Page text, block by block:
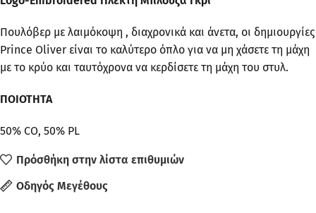
Πουλόβερ με λαιμόκοψη , διαχρονικά και άνετα, οι δημιουργίες
Prince Oliver είναι το καλύτερο όπλο για να μη χάσετε τη μάχη
με το κρύο και ταυτόχρονα να κερδίσετε τη μάχη του στυλ.
ΠΟΙΟΤΗΤΑ
50% CO, 50% PL
Πρόσθήκη στην λίστα επιθυμιών
Οδηγός Μεγέθους